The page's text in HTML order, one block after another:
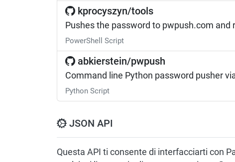
kprocyszyn/tools
Pushes the password to pwpush.com and
PowerShell Script
abkierstein/pwpush
Command line Python password pusher
Python Script
JSON API
Questa API ti consente di interfacciarti con